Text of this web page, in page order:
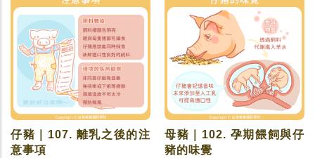
仔豬｜107. 離乳之後的注
意事項
母豬｜102. 孕期餵飼與仔
豬的味覺